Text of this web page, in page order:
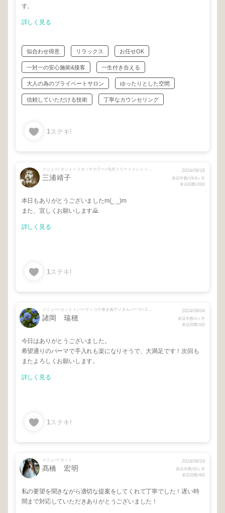
す。
詳しく見る
似合わせ得意 リラックス お任せOK
一対一の安心施術&接客 一生付き合える
大人の為のプライベートサロン ゆったりとした空間
信頼していただける技術 丁寧なカウンセリング
1ステキ!
メニュー/ カット + リタッチカラー+毛先トリートメント + スタンドアップ根元パーマ
三浦靖子
2024/09/18
来店年数/1年8ヶ月
来店回数/20回
本日もありがとうございましたm(_ _)m
また、宜しくお願いします🙇
詳しく見る
1ステキ!
メニュー/ カット + パーマ + コテ巻き風デジタルパーマ+スタンドアップ根元パーマ
諸岡 瑞穂
2024/09/04
来店年数/1ヶ月
来店回数/1回
今日はありがとうございました。
希望通りのパーマで手入れも楽になりそうで、大満足です！次回も
またよろしくお願いします。
詳しく見る
1ステキ!
メニュー/ カット
髙橋 宏明
2024/08/24
来店年数/10ヶ月
来店回数/4回
私の要望を聞きながら適切な提案をしてくれて丁寧でした！遅い時
間まで対応していただきありがとうございました！